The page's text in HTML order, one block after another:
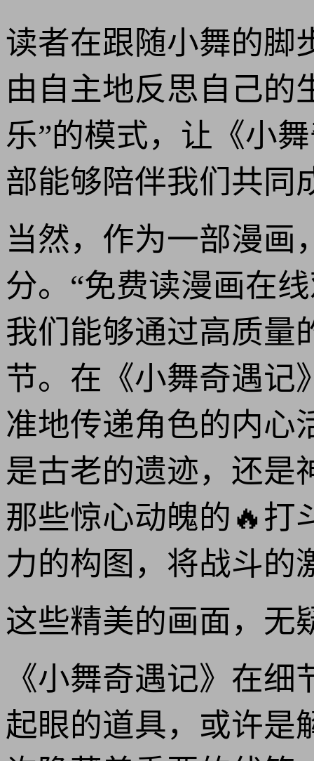
读者在跟随小舞的脚
由自主地反思自己的
乐”的模式，让《小
部能够陪伴我们共同
当然，作为一部漫画
分。“免费读漫画在
我们能够通过高质量
节。在《小舞奇遇记
准地传递角色的内心
是古老的遗迹，还是
那些惊心动魄的🔥打
力的构图，将战斗的
这些精美的画面，无
《小舞奇遇记》在
起眼的道具，或许是